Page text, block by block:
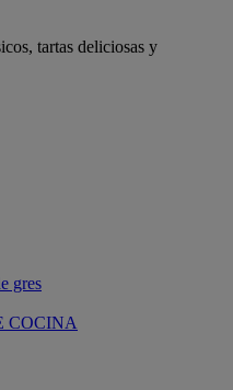
tartas deliciosas y
gres
COCINA